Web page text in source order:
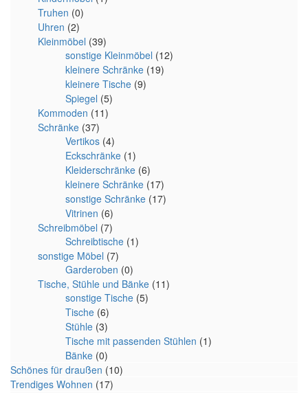
Truhen (0)
Uhren (2)
Kleinmöbel (39)
sonstige Kleinmöbel (12)
kleinere Schränke (19)
kleinere Tische (9)
Spiegel (5)
Kommoden (11)
Schränke (37)
Vertikos (4)
Eckschränke (1)
Kleiderschränke (6)
kleinere Schränke (17)
sonstige Schränke (17)
Vitrinen (6)
Schreibmöbel (7)
Schreibtische (1)
sonstige Möbel (7)
Garderoben (0)
Tische, Stühle und Bänke (11)
sonstige Tische (5)
Tische (6)
Stühle (3)
Tische mit passenden Stühlen (1)
Bänke (0)
Schönes für draußen (10)
Trendiges Wohnen (17)